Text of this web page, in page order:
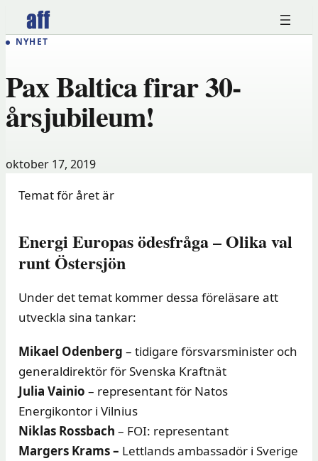
Hoppa
till
innehåll
NYHET
Pax Baltica firar 30-
årsjubileum!
oktober 17, 2019
Temat för året är
Energi Europas ödesfråga – Olika val
runt Östersjön
Under det temat kommer dessa föreläsare att
utveckla sina tankar:
Mikael Odenberg – tidigare försvarsminister och
generaldirektör för Svenska Kraftnät
Julia Vainio – representant för Natos
Energikontor i Vilnius
Niklas Rossbach – FOI: representant
Margers Krams – Lettlands ambassadör i Sverige